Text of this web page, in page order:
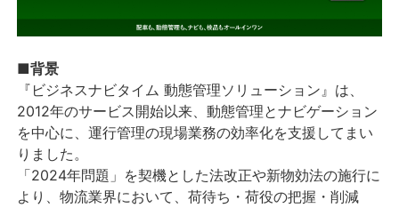
■背景
『ビジネスナビタイム 動態管理ソリューション』は、
2012年のサービス開始以来、動態管理とナビゲーション
を中心に、運行管理の現場業務の効率化を支援してまい
りました。
「2024年問題」を契機とした法改正や新物効法の施行に
より、物流業界において、荷待ち・荷役の把握・削減